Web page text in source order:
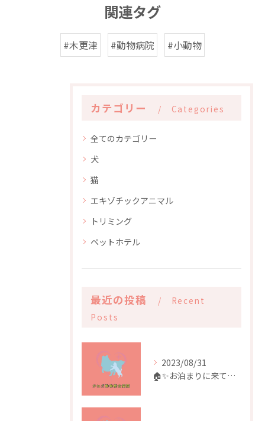
関連タグ
#木更津 #動物病院 #小動物
カテゴリー Categories
全てのカテゴリー
犬
猫
エキゾチックアニマル
トリミング
ペットホテル
最近の投稿
Recent
Posts
2023/08/31
🏠✨️お泊まりに来てくれたお友達✨️🏠